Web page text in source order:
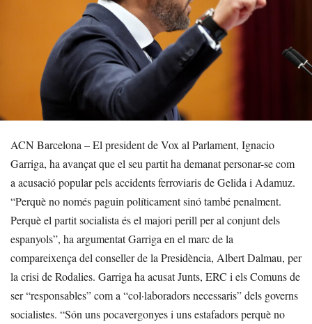
ACN Barcelona – El president de Vox al Parlament, Ignacio
Garriga, ha avançat que el seu partit ha demanat personar-se com
a acusació popular pels accidents ferroviaris de Gelida i Adamuz.
“Perquè no només paguin políticament sinó també penalment.
Perquè el partit socialista és el majori perill per al conjunt dels
espanyols”, ha argumentat Garriga en el marc de la
compareixença del conseller de la Presidència, Albert Dalmau, per
la crisi de Rodalies. Garriga ha acusat Junts, ERC i els Comuns de
ser “responsables” com a “col·laboradors necessaris” dels governs
socialistes. “Són uns pocavergonyes i uns estafadors perquè no